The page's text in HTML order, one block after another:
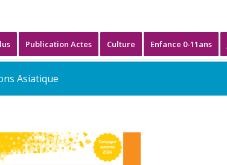
Publication Actes Culture Enfance 0-11ans
Asiatique